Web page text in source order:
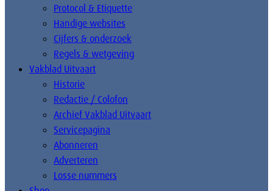
Protocol & Etiquette
Handige websites
Cijfers & onderzoek
Regels & wetgeving
Vakblad Uitvaart
Historie
Redactie / Colofon
Archief Vakblad Uitvaart
Servicepagina
Abonneren
Adverteren
Losse nummers